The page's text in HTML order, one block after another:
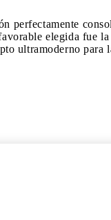
perfectamente
elegida fue
ultramoderno